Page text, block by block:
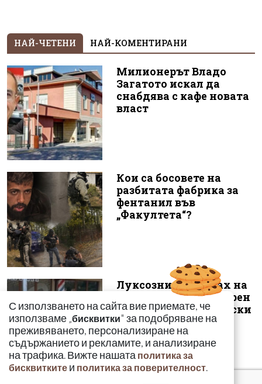
НАЙ-ЧЕТЕНИ НАЙ-КОМЕНТИРАНИ
Милионерът Владо
Загатото искал да
снабдява с кафе новата
власт
Кои са босовете на
разбитата фабрика за
фентанил във
„Факултета“?
Луксозният майбах на
Митьо Очите опожарен
заради балони с райски
газ
С използването на сайта вие приемате, че
използваме „бисквитки" за подобряване на
преживяването, персонализиране на
съдържанието и рекламите, и анализиране
на трафика. Вижте нашата политика за
бисквитките и политика за поверителност.